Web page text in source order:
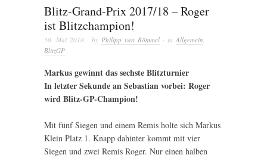
Blitz-Grand-Prix 2017/18 – Roger
ist Blitzchampion!
30. Mai 2018 · by Philipp van Bömmel · in Allgemein,
BlitzGP
Markus gewinnt das sechste Blitzturnier
In letzter Sekunde an Sebastian vorbei: Roger
wird Blitz-GP-Champion!
Mit fünf Siegen und einem Remis holte sich Markus
Klein Platz 1. Knapp dahinter kommt mit vier
Siegen und zwei Remis Roger. Nur einen halben